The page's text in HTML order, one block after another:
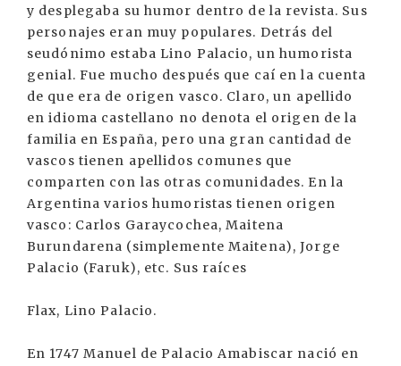
y desplegaba su humor dentro de la revista. Sus
personajes eran muy populares. Detrás del
seudónimo estaba Lino Palacio, un humorista
genial. Fue mucho después que caí en la cuenta
de que era de origen vasco. Claro, un apellido
en idioma castellano no denota el origen de la
familia en España, pero una gran cantidad de
vascos tienen apellidos comunes que
comparten con las otras comunidades. En la
Argentina varios humoristas tienen origen
vasco: Carlos Garaycochea, Maitena
Burundarena (simplemente Maitena), Jorge
Palacio (Faruk), etc. Sus raíces
Flax, Lino Palacio.
En 1747 Manuel de Palacio Amabiscar nació en